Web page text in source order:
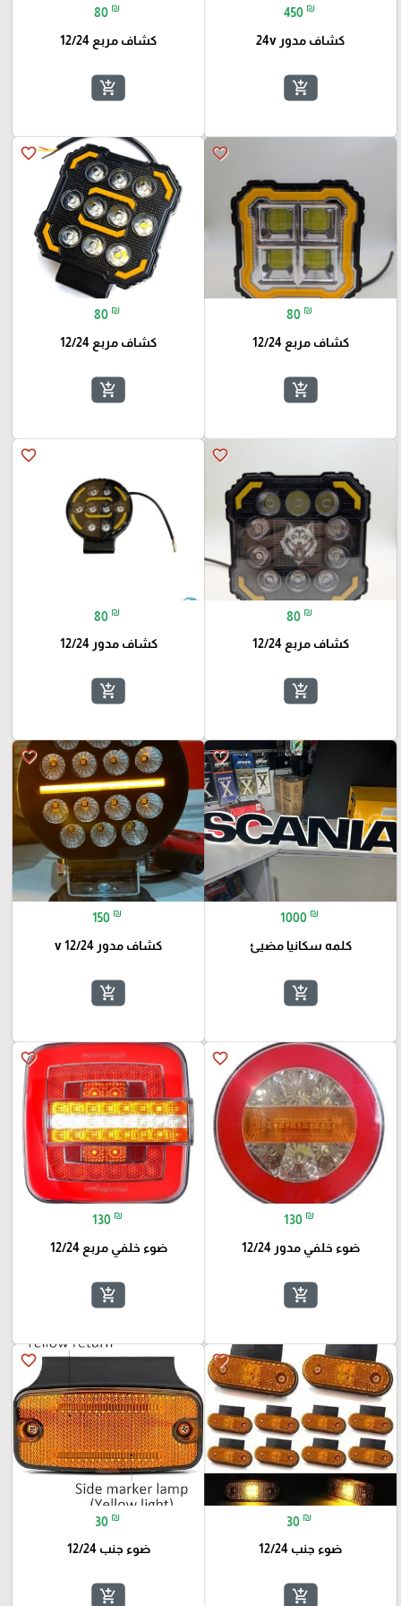
450 ₪
كشاف مدور 24v
add_shopping_cart
80 ₪
كشاف مربع 12/24
add_shopping_cart
favorite_border
80 ₪
كشاف مربع 12/24
add_shopping_cart
favorite_border
80 ₪
كشاف مربع 12/24
add_shopping_cart
favorite_border
80 ₪
كشاف مربع 12/24
add_shopping_cart
favorite_border
80 ₪
كشاف مدور 12/24
add_shopping_cart
favorite_border
1000 ₪
كلمه سكانيا مضيئ
add_shopping_cart
favorite_border
150 ₪
كشاف مدور 12/24 v
add_shopping_cart
favorite_border
130 ₪
ضوء خلفي مدور 12/24
add_shopping_cart
favorite_border
130 ₪
ضوء خلفي مربع 12/24
add_shopping_cart
favorite_border
30 ₪
ضوء جنب 12/24
add_shopping_cart
favorite_border
30 ₪
ضوء جنب 12/24
add_shopping_cart